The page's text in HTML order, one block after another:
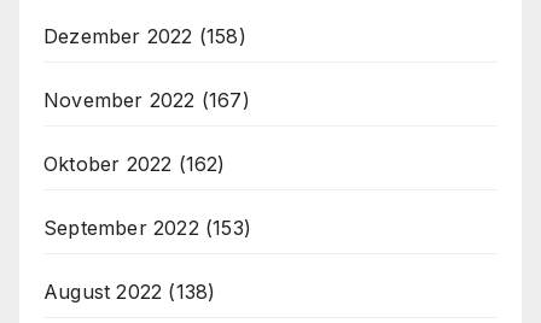
Dezember 2022 (158)
November 2022 (167)
Oktober 2022 (162)
September 2022 (153)
August 2022 (138)